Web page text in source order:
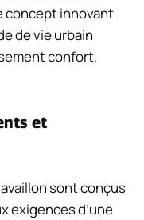
concept innovant
de vie urbain
confort,
et
sont conçus
exigences d’une